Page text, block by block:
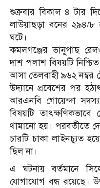
শুক্রবার বিকাল ৪ টার
লাউয়াছড়া বনের ২৯৪/৮
ঘটে।
কমলগঞ্জের ভানুগাছ
দাশ পলাশ বিষয়টি
আসা তেলবাহী ৯৬২ নম্বর
উদ্যানে প্রবেশের পর
আরএনবি গোয়েন্দা
বিষয়টি তাৎক্ষণিকভাবে
থামানো হয়। পরবর্তীতে
চারটি চাকা লাইনচ্যুত
ছিল না।
এ ঘটনায় বর্তমানে
যোগাযোগ বন্ধ রয়েছে।